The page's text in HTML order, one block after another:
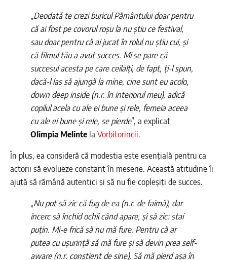
„Deodată te crezi buricul Pământului doar pentru
că ai fost pe covorul roșu la nu știu ce festival,
sau doar pentru că ai jucat în rolul nu știu cui, și
că filmul tău a avut succes. Mi se pare că
succesul acesta pe care ceilalți, de fapt, ți-l spun,
dacă-l las să ajungă la mine, cine sunt eu acolo,
down deep inside (n.r. în interiorul meu), adică
copilul acela cu ale ei bune și rele, femeia aceea
cu ale ei bune și rele, se pierde”, a explicat
Olimpia Melinte la Vorbitorincii.
În plus, ea consideră că modestia este esențială pentru ca
actorii să evolueze constant în meserie. Această atitudine îi
ajută să rămână autentici și să nu fie copleșiți de succes.
„Nu pot să zic că fug de ea (n.r. de faimă), dar
încerc să închid ochii când apare, și să zic: stai
puțin. Mi-e frică să nu mă fure. Pentru că ar
putea cu ușurință să mă fure și să devin prea self-
aware (n.r. conștient de sine). Să mă pierd așa în